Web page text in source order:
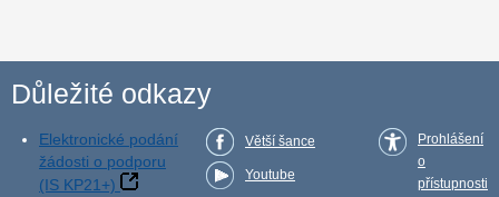
Důležité odkazy
Elektronické podání
žádosti o podporu
(IS KP21+)
Větší šance
Youtube
Prohlášení
o
přístupnosti